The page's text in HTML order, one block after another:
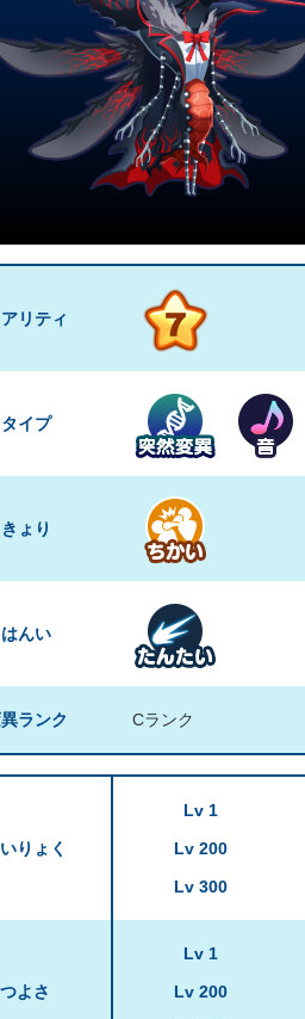
リティ
タイプ
きょり
はんい
ランク Cランク
りょく
Lv 1
Lv 200
Lv 300
つよさ
Lv 1
Lv 200